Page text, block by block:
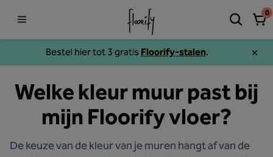
Bestel hier tot 3 gratis Floorify-stalen.
0
Welke kleur muur past bij
mijn Floorify vloer?
De keuze van de kleur van je muren hangt af van de